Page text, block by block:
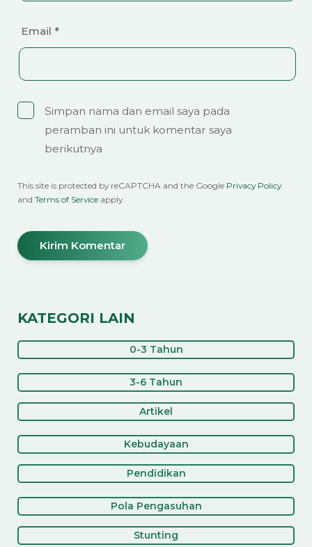
Email *
Simpan nama dan email saya pada
peramban ini untuk komentar saya
berikutnya
This site is protected by reCAPTCHA and the Google Privacy Policy
and Terms of Service apply.
KATEGORI LAIN
0-3 Tahun
3-6 Tahun
Artikel
Kebudayaan
Pendidikan
Pola Pengasuhan
Stunting